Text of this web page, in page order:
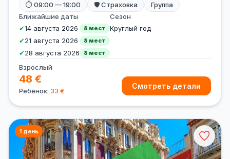
⏱ 09:00 — 19:00 🛡 Страховка
Группа
Ближайшие даты
✔14 августа 2026 8 мест
✔21 августа 2026 8 мест
✔28 августа 2026 8 мест
Сезон
Круглый год
Взрослый
48 €
Ребёнок: 33 €
Смотреть детали
1 день